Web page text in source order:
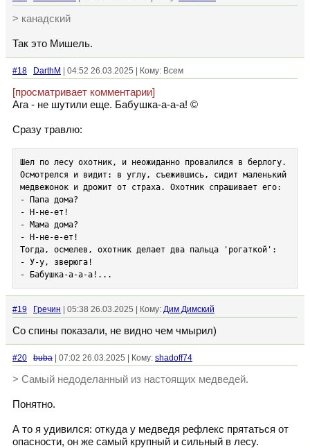
> канадский
Так это Мишель.
#18 DarthM | 04:52 26.03.2025 | Кому: Всем
[просматривает комментарии]
Ага - не шутили еще. Бабушка-а-а-а! ©
Сразу травлю:
Шел по лесу охотник, и неожиданно провалился в берлогу.
Осмотрелся и видит: в углу, съежившись, сидит маленький
медвежонок и дрожит от страха. Охотник спрашивает его:
- Папа дома?
- Н-не-ет!
- Мама дома?
- Н-не-е-ет!
Тогда, осмелев, охотник делает два пальца 'рогаткой':
- У-у, зверюга!
- Бабушка-а-а-а!...
#19 Гречин | 05:38 26.03.2025 | Кому: Дим Димский
Со спины показали, не видно чем чмырил)
#20 buba | 07:02 26.03.2025 | Кому: shadoff74
> Самый недоделанный из настоящих медведей.
Понятно.
А то я удивился: откуда у медведя рефлекс прятаться от
опасности, он же самый крупный и сильный в лесу.